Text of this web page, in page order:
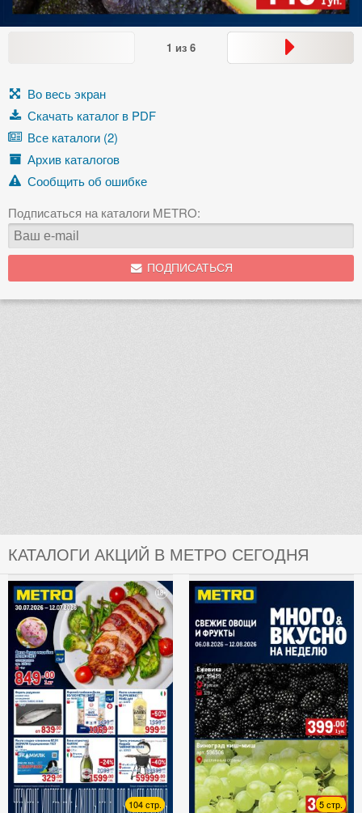
1 из 6
Во весь экран
Скачать каталог в PDF
Все каталоги (2)
Архив каталогов
Сообщить об ошибке
Подписаться на каталоги METRO:
ПОДПИСАТЬСЯ
КАТАЛОГИ АКЦИЙ В МЕТРО СЕГОДНЯ
104 стр. 5 стр.